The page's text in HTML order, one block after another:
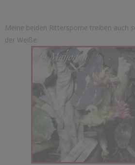
Meine beiden Rittersporne treiben auch
der Weiße.